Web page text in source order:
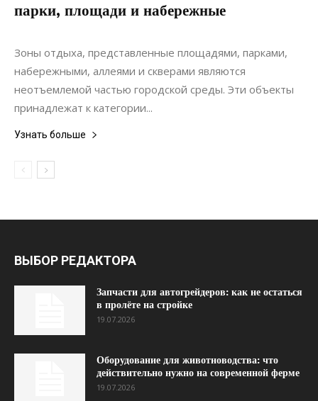
парки, площади и набережные
06.08.2024
Зоны отдыха, представленные площадями, парками,
набережными, аллеями и скверами являются
неотъемлемой частью городской среды. Эти объекты
принадлежат к категории...
Узнать больше
ВЫБОР РЕДАКТОРА
Запчасти для автогрейдеров: как не остаться
в пролёте на стройке
19.07.2026
Оборудование для животноводства: что
действительно нужно на современной ферме
19.07.2026